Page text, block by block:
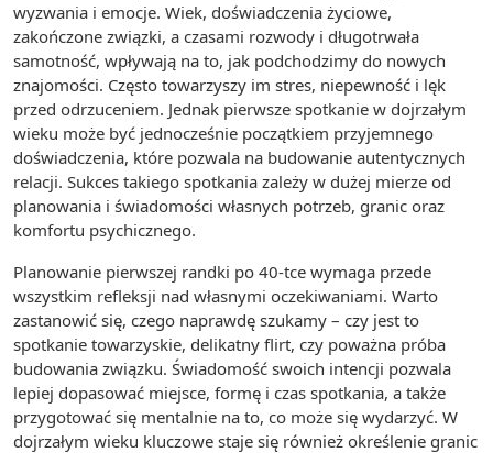
wyzwania i emocje. Wiek, doświadczenia życiowe,
zakończone związki, a czasami rozwody i długotrwała
samotność, wpływają na to, jak podchodzimy do nowych
znajomości. Często towarzyszy im stres, niepewność i lęk
przed odrzuceniem. Jednak pierwsze spotkanie w dojrzałym
wieku może być jednocześnie początkiem przyjemnego
doświadczenia, które pozwala na budowanie autentycznych
relacji. Sukces takiego spotkania zależy w dużej mierze od
planowania i świadomości własnych potrzeb, granic oraz
komfortu psychicznego.
Planowanie pierwszej randki po 40-tce wymaga przede
wszystkim refleksji nad własnymi oczekiwaniami. Warto
zastanowić się, czego naprawdę szukamy – czy jest to
spotkanie towarzyskie, delikatny flirt, czy poważna próba
budowania związku. Świadomość swoich intencji pozwala
lepiej dopasować miejsce, formę i czas spotkania, a także
przygotować się mentalnie na to, co może się wydarzyć. W
dojrzałym wieku kluczowe staje się również określenie granic